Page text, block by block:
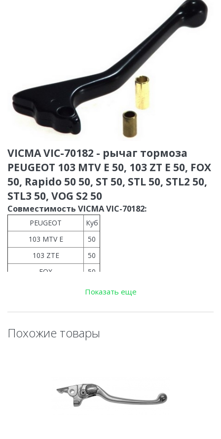
VICMA VIC-70182 - рычаг тормоза
PEUGEOT 103 MTV E 50, 103 ZT E 50, FOX
50, Rapido 50 50, ST 50, STL 50, STL2 50,
STL3 50, VOG S2 50
Совместимость VICMA VIC-70182:
PEUGEOT
Куб
103 MTV E
50
103 ZTE
50
FOX
50
50
STL2
50
Показать еще
Похожие товары